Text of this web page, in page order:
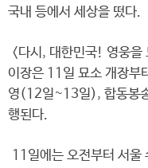
국내 등에서 세상을 떴다.
<다시, 대한민국! 영웅을
이장은 11일 묘소 개장부
영(12일~13일), 합동봉
행된다.
11일에는 오전부터 서울